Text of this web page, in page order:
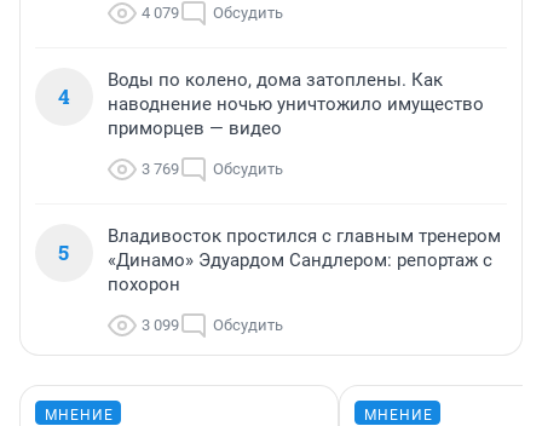
4 079 Обсудить
4
Воды по колено, дома затоплены. Как
наводнение ночью уничтожило имущество
приморцев — видео
3 769 Обсудить
5
Владивосток простился с главным тренером
«Динамо» Эдуардом Сандлером: репортаж с
похорон
3 099 Обсудить
МНЕНИЕ МНЕНИЕ